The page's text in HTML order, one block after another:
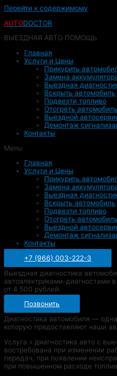
Перейти к содержимому
AUTODOCTOR
ВЫЕЗДНАЯ АВТО ПОМОЩЬ
Главная
Услуги и Цены
Прикурить
Замена
Выездная
Вскрыть автомобиль
Подвезти топливо
Отогреть автомобиль
Выездной
Демонтаж
Контакты
Menu
Главная
Услуги и Цены
Прикурить
Замена
Выездная
Вскрыть автомобиль
Подвезти топливо
Отогреть автомобиль
Выездной
Демонтаж
Контакты
+7 (966) 003-222-3
Выездная диагностика
автоэлектриками-диагностами
от 4 500 рублей.
Позвонить
Диагностика автомобиля —
которую предоставляют наши
Услуга » диагностика авто с
востребована при изменении
передач, при появлении
при повышенном расходе